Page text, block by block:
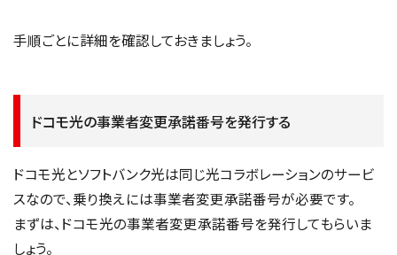
手順ごとに詳細を確認しておきましょう。
ドコモ光の事業者変更承諾番号を発行する
ドコモ光とソフトバンク光は同じ光コラボレーションのサービ
スなので、乗り換えには事業者変更承諾番号が必要です。
まずは、ドコモ光の事業者変更承諾番号を発行してもらいま
しょう。